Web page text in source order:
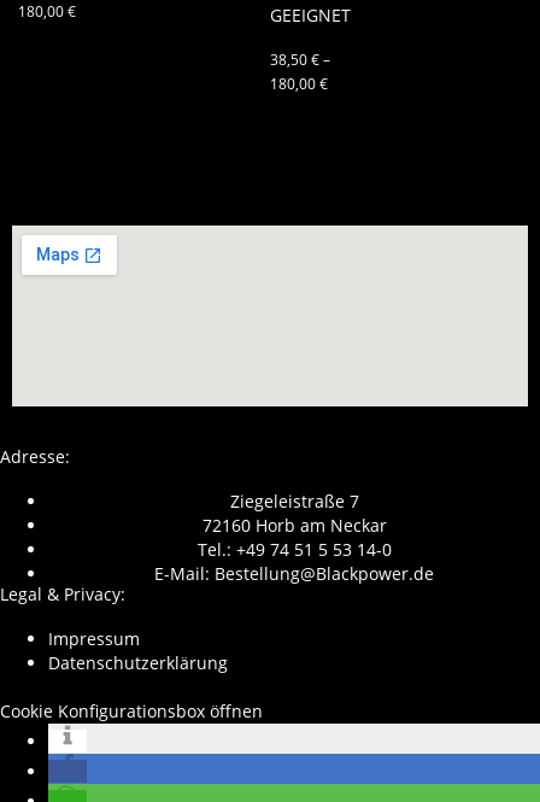
180,00€ GEEIGNET
38,50€–
180,00€
Adresse:
Ziegeleistraße 7
72160 Horb am Neckar
Tel.: +49 74 51 5 53 14-0
E-Mail: Bestellung@Blackpower.de
Legal & Privacy:
Impressum
Datenschutzerklärung
Cookie Konfigurationsbox öffnen